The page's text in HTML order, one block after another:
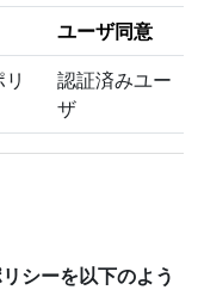
ユーザ同意
認証済みユー
ザ
シーを以下のよう